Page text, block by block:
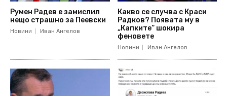
Румен Радев е замислил
нещо страшно за Пеевски
Новини Иван Ангелов
Какво се случва с Краси
Радков? Появата му в
„Капките“ шокира
феновете
Новини Иван Ангелов